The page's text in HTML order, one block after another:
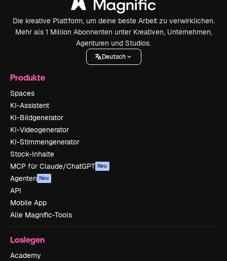
Die kreative Plattform, um deine beste Arbeit zu verwirklichen.
Mehr als 1 Million Abonnenten unter Kreativen, Unternehmen,
Agenturen und Studios.
Deutsch
Produkte
Spaces
KI-Assistent
KI-Bildgenerator
KI-Videogenerator
KI-Stimmengenerator
Stock-Inhalte
MCP für Claude/ChatGPT Neu
Agenten Neu
API
Mobile App
Alle Magnific-Tools
Loslegen
Academy